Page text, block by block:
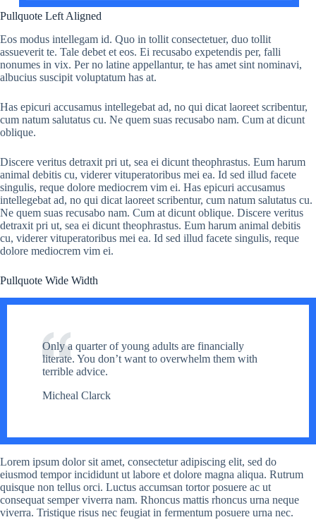
Pullquote Left Aligned
Eos modus intellegam id. Quo in tollit consectetuer, duo tollit
assueverit te. Tale debet et eos. Ei recusabo expetendis per, falli
nonumes in vix. Per no latine appellantur, te has amet sint nominavi,
albucius suscipit voluptatum has at.
Has epicuri accusamus intellegebat ad, no qui dicat laoreet scribentur,
cum natum salutatus cu. Ne quem suas recusabo nam. Cum at dicunt
oblique.
Discere veritus detraxit pri ut, sea ei dicunt theophrastus. Eum harum
animal debitis cu, viderer vituperatoribus mei ea. Id sed illud facete
singulis, reque dolore mediocrem vim ei. Has epicuri accusamus
intellegebat ad, no qui dicat laoreet scribentur, cum natum salutatus cu.
Ne quem suas recusabo nam. Cum at dicunt oblique. Discere veritus
detraxit pri ut, sea ei dicunt theophrastus. Eum harum animal debitis
cu, viderer vituperatoribus mei ea. Id sed illud facete singulis, reque
dolore mediocrem vim ei.
Pullquote Wide Width
Only a quarter of young adults are financially
literate. You don’t want to overwhelm them with
terrible advice.
Micheal Clarck
Lorem ipsum dolor sit amet, consectetur adipiscing elit, sed do
eiusmod tempor incididunt ut labore et dolore magna aliqua. Rutrum
quisque non tellus orci. Luctus accumsan tortor posuere ac ut
consequat semper viverra nam. Rhoncus mattis rhoncus urna neque
viverra. Tristique risus nec feugiat in fermentum posuere urna nec.